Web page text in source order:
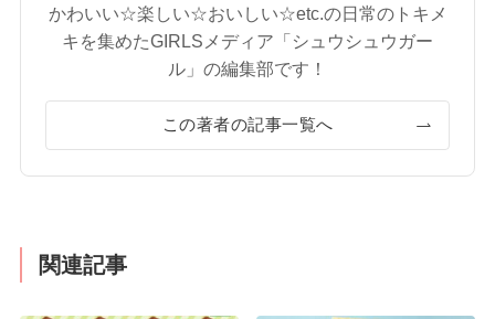
かわいい☆楽しい☆おいしい☆etc.の日常のトキメ
キを集めたGIRLSメディア「シュウシュウガー
ル」の編集部です！
この著者の記事一覧へ
関連記事